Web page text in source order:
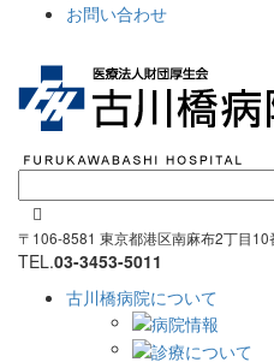
お問い合わせ

〒106-8581 東京都港区南麻布2丁目10
TEL.03-3453-5011
古川橋病院について